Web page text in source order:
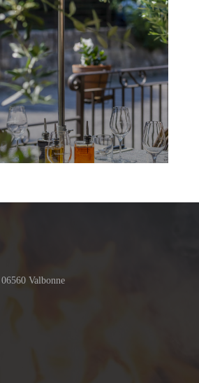
Valbonne((öffnet ein neues Fenster))